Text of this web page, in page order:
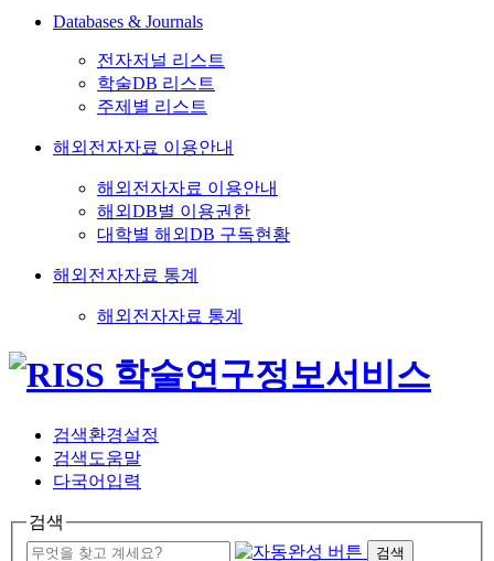
Databases & Journals
전자저널 리스트
학술DB 리스트
주제별 리스트
해외전자자료 이용안내
해외전자자료 이용안내
해외DB별 이용권한
대학별 해외DB 구독현황
해외전자자료 통계
해외전자자료 통계
검색환경설정
검색도움말
다국어입력
검색
검색